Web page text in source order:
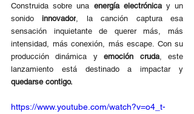
Construida sobre una energía electrónica y un
sonido innovador, la canción captura esa
sensación inquietante de querer más, más
intensidad, más conexión, más escape. Con su
producción dinámica y emoción cruda, este
quedarse contigo.
https://www.youtube.com/watch?v=o4_t-